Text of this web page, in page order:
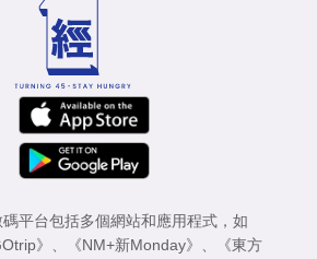
平台包括多個網站和應用程式，如
》 《NM+新Monday》
《東方